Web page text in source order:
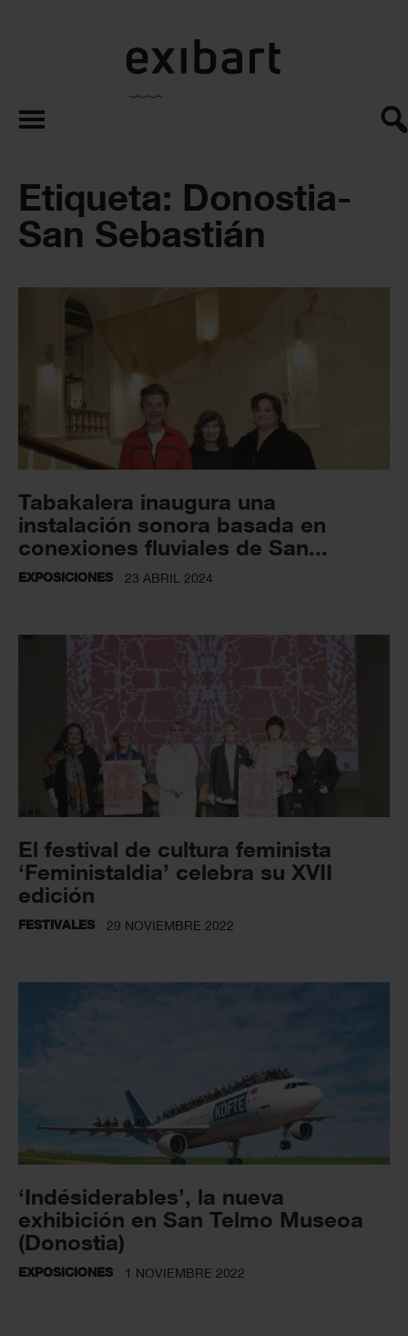
exibart.es
Etiqueta: Donostia-
San Sebastián
Tabakalera inaugura una
instalación sonora basada en
conexiones fluviales de San...
EXPOSICIONES 23 ABRIL 2024
El festival de cultura feminista
‘Feministaldia’ celebra su XVII
edición
FESTIVALES 29 NOVIEMBRE 2022
‘Indésiderables’, la nueva
exhibición en San Telmo Museoa
(Donostia)
EXPOSICIONES 1 NOVIEMBRE 2022